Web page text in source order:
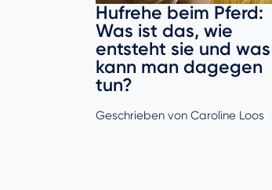
Hufrehe beim Pferd:
Was ist das, wie
entsteht sie und was
kann man dagegen
tun?
Geschrieben von Caroline Loos